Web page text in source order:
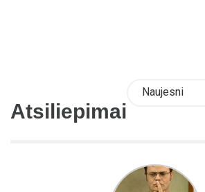
Atsiliepimai
Naujesni